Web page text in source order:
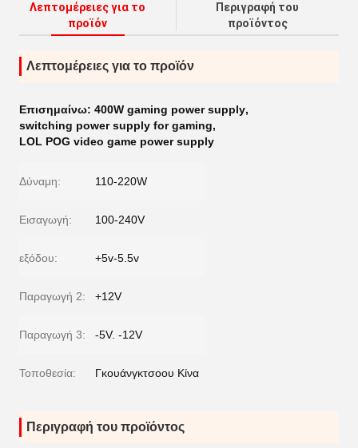
Λεπτομέρειες για το
προϊόν
Περιγραφή του
προϊόντος
Λεπτομέρειες για το προϊόν
Επισημαίνω: 400W gaming power supply,
switching power supply for gaming,
LOL POG video game power supply
Δύναμη: 110-220W
Εισαγωγή: 100-240V
εξόδου: +5v-5.5v
Παραγωγή 2: +12V
Παραγωγή 3: -5V. -12V
Τοποθεσία: Γκουάνγκτσοου Κίνα
Περιγραφή του προϊόντος